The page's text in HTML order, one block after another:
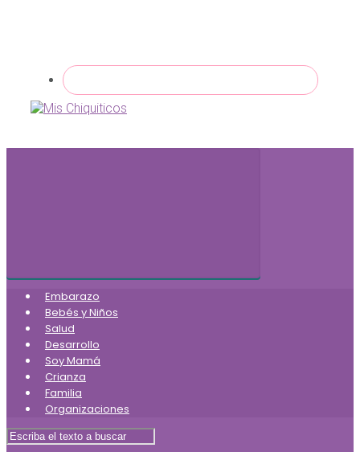
Embarazo
Bebés y Niños
Salud
Desarrollo
Soy Mamá
Crianza
Familia
Organizaciones